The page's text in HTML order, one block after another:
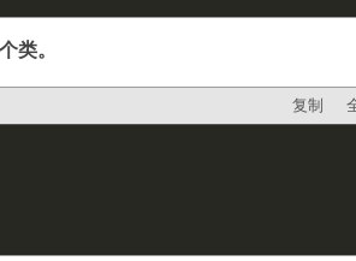
类。
复制